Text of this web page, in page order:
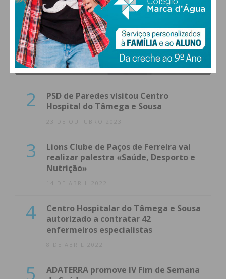
1
(VÍDEO) Carlos Alberto Silva vê
Unidade Local de Saúde como uma
oportunidade
23 DE NOVEMBRO 2023
2
PSD de Paredes visitou Centro
Hospital do Tâmega e Sousa
23 DE OUTUBRO 2023
3
Lions Clube de Paços de Ferreira vai
realizar palestra «Saúde, Desporto e
Nutrição»
14 DE ABRIL 2022
4
Centro Hospitalar do Tâmega e Sousa
autorizado a contratar 42
enfermeiros especialistas
8 DE ABRIL 2022
5
ADATERRA promove IV Fim de Semana